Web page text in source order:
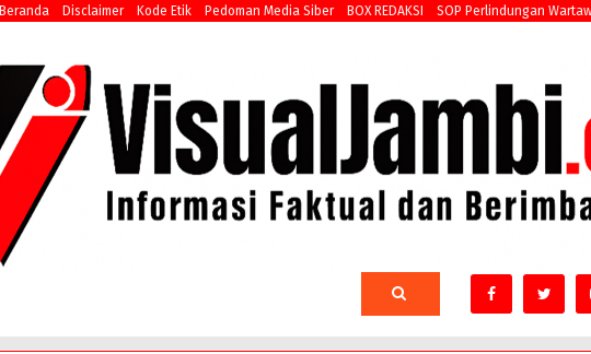
Beranda Disclaimer Kode Etik Pedoman Media Siber BOX REDAKSI SOP Perlindungan